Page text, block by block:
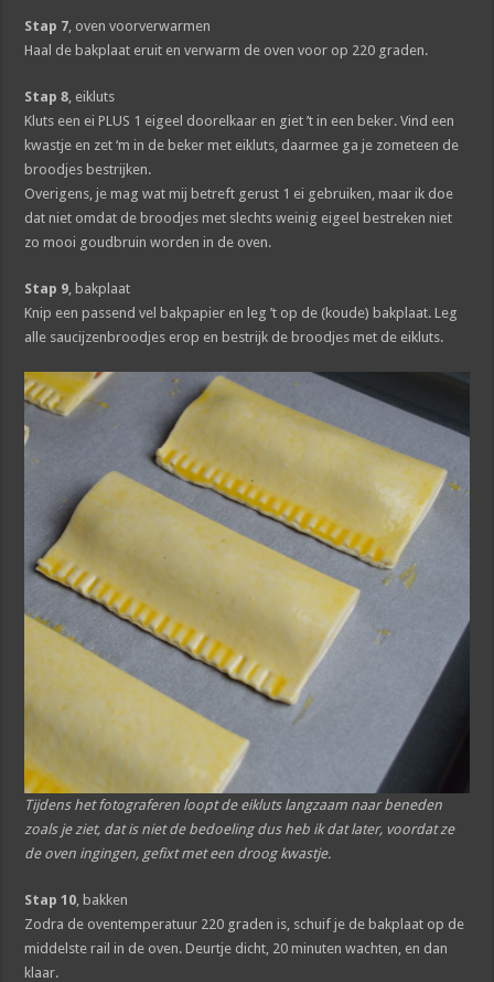
Stap 7 , oven voorverwarmen
Haal de bakplaat eruit en verwarm de oven voor op 220 graden.
Stap 8 , eikluts
Kluts een ei PLUS 1 eigeel doorelkaar en giet ’t in een beker. Vind een
kwastje en zet ‘m in de beker met eikluts, daarmee ga je zometeen de
broodjes bestrijken.
Overigens, je mag wat mij betreft gerust 1 ei gebruiken, maar ik doe
dat niet omdat de broodjes met slechts weinig eigeel bestreken niet
zo mooi goudbruin worden in de oven.
Stap 9 , bakplaat
Knip een passend vel bakpapier en leg ’t op de (koude) bakplaat. Leg
alle saucijzenbroodjes erop en bestrijk de broodjes met de eikluts.
Tijdens het fotograferen loopt de eikluts langzaam naar beneden
zoals je ziet, dat is niet de bedoeling dus heb ik dat later, voordat ze
de oven ingingen, gefixt met een droog kwastje.
Stap 10 , bakken
Zodra de oventemperatuur 220 graden is, schuif je de bakplaat op de
middelste rail in de oven. Deurtje dicht, 20 minuten wachten, en dan
klaar.